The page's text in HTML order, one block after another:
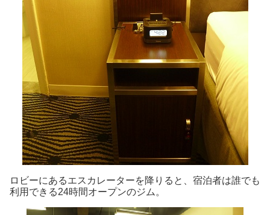
ロビーにあるエスカレーターを降りると、宿泊者は誰でも
利用できる24時間オープンのジム。